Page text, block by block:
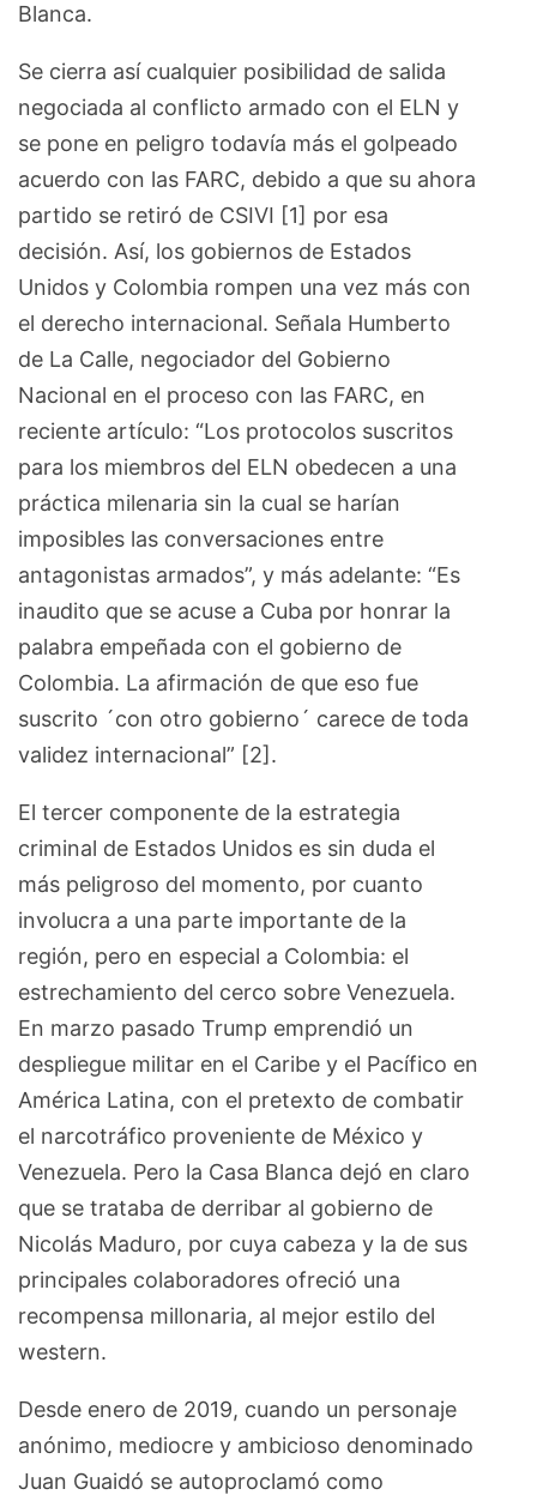
Blanca.
Se cierra así cualquier posibilidad de salida
negociada al conflicto armado con el ELN y
se pone en peligro todavía más el golpeado
acuerdo con las FARC, debido a que su ahora
partido se retiró de CSIVI [1] por esa
decisión. Así, los gobiernos de Estados
Unidos y Colombia rompen una vez más con
el derecho internacional. Señala Humberto
de La Calle, negociador del Gobierno
Nacional en el proceso con las FARC, en
reciente artículo: “Los protocolos suscritos
para los miembros del ELN obedecen a una
práctica milenaria sin la cual se harían
imposibles las conversaciones entre
antagonistas armados”, y más adelante: “Es
inaudito que se acuse a Cuba por honrar la
palabra empeñada con el gobierno de
Colombia. La afirmación de que eso fue
suscrito ´con otro gobierno´ carece de toda
validez internacional” [2].
El tercer componente de la estrategia
criminal de Estados Unidos es sin duda el
más peligroso del momento, por cuanto
involucra a una parte importante de la
región, pero en especial a Colombia: el
estrechamiento del cerco sobre Venezuela.
En marzo pasado Trump emprendió un
despliegue militar en el Caribe y el Pacífico en
América Latina, con el pretexto de combatir
el narcotráfico proveniente de México y
Venezuela. Pero la Casa Blanca dejó en claro
que se trataba de derribar al gobierno de
Nicolás Maduro, por cuya cabeza y la de sus
principales colaboradores ofreció una
recompensa millonaria, al mejor estilo del
western.
Desde enero de 2019, cuando un personaje
anónimo, mediocre y ambicioso denominado
Juan Guaidó se autoproclamó como